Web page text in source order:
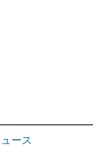
ース